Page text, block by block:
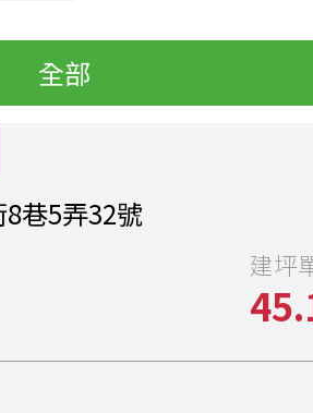
全部
巷5弄32號
建坪